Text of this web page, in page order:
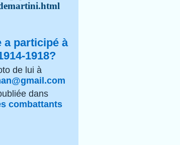
a participé à
1918?
de lui à
dans
combattants